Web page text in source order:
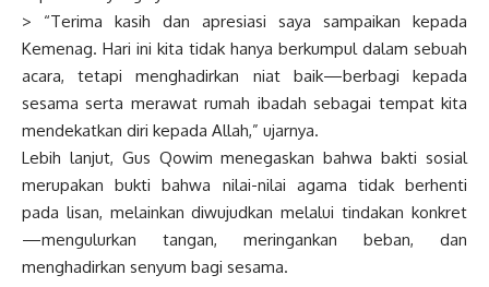
> “Terima kasih dan apresiasi saya sampaikan kepada
Kemenag. Hari ini kita tidak hanya berkumpul dalam sebuah
acara, tetapi menghadirkan niat baik—berbagi kepada
sesama serta merawat rumah ibadah sebagai tempat kita
mendekatkan diri kepada Allah,” ujarnya.
Lebih lanjut, Gus Qowim menegaskan bahwa bakti sosial
merupakan bukti bahwa nilai-nilai agama tidak berhenti
pada lisan, melainkan diwujudkan melalui tindakan konkret
—mengulurkan tangan, meringankan beban, dan
menghadirkan senyum bagi sesama.